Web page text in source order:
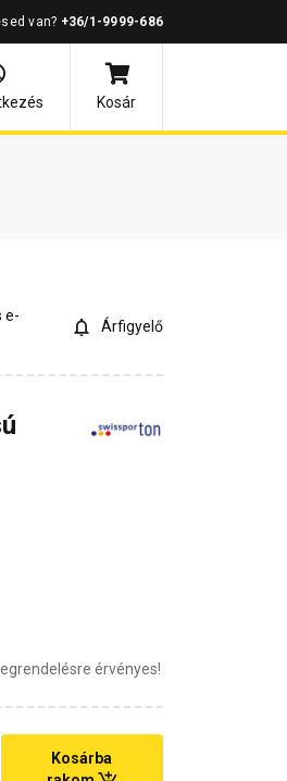
van? +36/1-9999-686
Kosár
e-
Árfigyelő
érvényes!
Kosárba